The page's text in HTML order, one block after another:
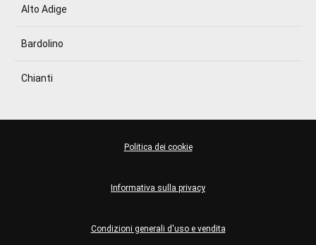
Alto Adige
Bardolino
Chianti
Condizioni generali d'uso e vendita
Informativa sulla privacy
Politica dei cookie